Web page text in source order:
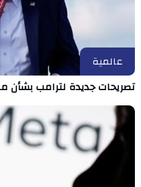
عالمية
تصريحات جديدة لترامب بشأن